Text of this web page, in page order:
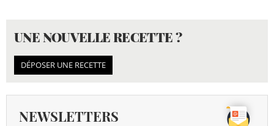
UNE NOUVELLE RECETTE ?
DÉPOSER UNE RECETTE
NEWSLETTERS